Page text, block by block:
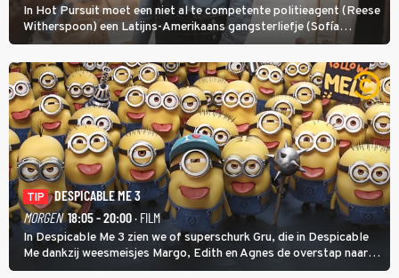
In Hot Pursuit moet een niet al te competente politieagent (Reese
Witherspoon) een Latijns-Amerikaans gangsterliefje (Sofía
Vergara) beschermen tegen corrupte agenten en moordlustige
maffiatypes.
TIP
DESPICABLE ME 3
MORGEN 18:05 - 20:00· FILM
In Despicable Me 3 zien we of superschurk Gru, die in Despicable
Me dankzij weesmeisjes Margo, Edith en Agnes de overstap naar
het rechte pad maakte, ook op dat pad weet te blijven.